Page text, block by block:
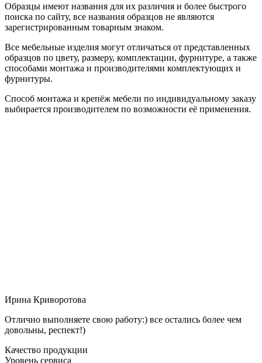
Образцы имеют названия для их различия и более быстрого
поиска по сайту, все названия образцов не являются
зарегистрированным товарным знаком.
Все мебельные изделия могут отличаться от представленных
образцов по цвету, размеру, комплектации, фурнитуре, а также
способами монтажа и производителями комплектующих и
фурнитуры.
Способ монтажа и крепёж мебели по индивидуальному заказу
выбирается производителем по возможности её применения.
Ирина Криворотова
Отлично выполняете свою работу:) все остались более чем
довольны, респект!)
Качество продукции
Уровень сервиса